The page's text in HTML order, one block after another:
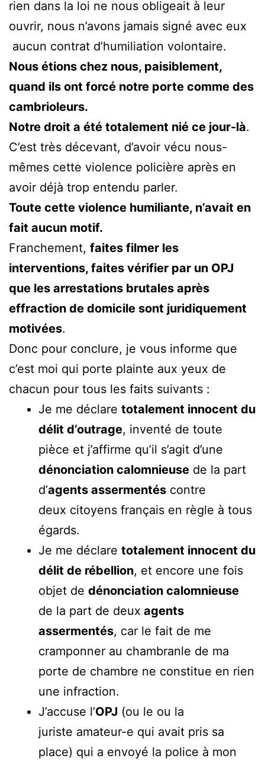
rien dans la loi ne nous obligeait à leur
ouvrir, nous n’avons jamais signé avec eux
aucun contrat d’humiliation volontaire.
Nous étions chez nous, paisiblement,
quand ils ont forcé notre porte comme des
cambrioleurs.
Notre droit a été totalement nié ce jour-là.
C’est très décevant, d’avoir vécu nous-
mêmes cette violence policière après en
avoir déjà trop entendu parler.
Toute cette violence humiliante, n’avait en
fait aucun motif.
Franchement, faites filmer les
interventions, faites vérifier par un OPJ
que les arrestations brutales après
effraction de domicile sont juridiquement
motivées.
Donc pour conclure, je vous informe que
c’est moi qui porte plainte aux yeux de
chacun pour tous les faits suivants :
Je me déclare totalement innocent du
délit d’outrage, inventé de toute
pièce et j’affirme qu’il s’agit d’une
dénonciation calomnieuse de la part
d’agents assermentés contre
deux citoyens français en règle à tous
égards.
Je me déclare totalement innocent du
délit de rébellion, et encore une fois
objet de dénonciation calomnieuse
de la part de deux agents
assermentés, car le fait de me
cramponner au chambranle de ma
porte de chambre ne constitue en rien
une infraction.
J’accuse l’OPJ (ou le ou la
juriste amateur-e qui avait pris sa
place) qui a envoyé la police à mon